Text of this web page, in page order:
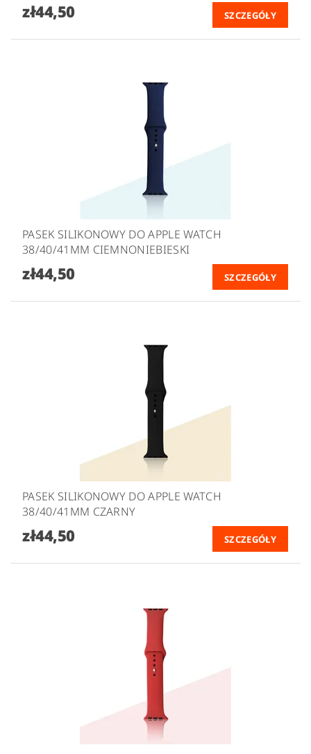
zł44,50 SZCZEGÓŁY
PASEK SILIKONOWY DO APPLE WATCH
38/40/41MM CIEMNONIEBIESKI
zł44,50 SZCZEGÓŁY
PASEK SILIKONOWY DO APPLE WATCH
38/40/41MM CZARNY
zł44,50 SZCZEGÓŁY